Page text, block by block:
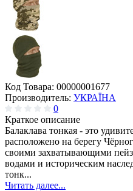
Код Товара: 00000001677
Производитель: УКРАЇНА
0
Краткое описание
Балаклава тонкая - это
расположено на берегу
своими захватывающими
водами и историческим
тонк...
Читать далее...